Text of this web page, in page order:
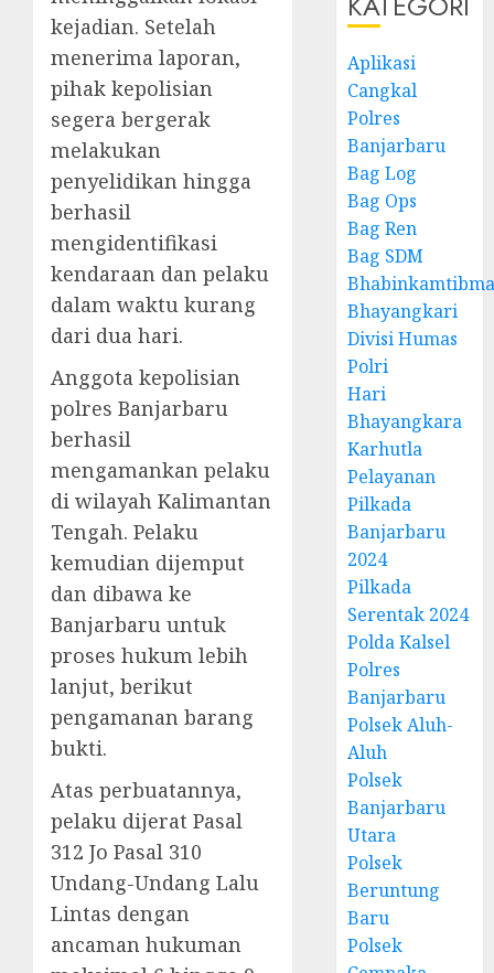
kejadian. Setelah
menerima laporan,
pihak kepolisian
segera bergerak
melakukan
penyelidikan hingga
berhasil
mengidentifikasi
kendaraan dan pelaku
dalam waktu kurang
dari dua hari.
Anggota kepolisian
polres Banjarbaru
berhasil
mengamankan pelaku
di wilayah Kalimantan
Tengah. Pelaku
kemudian dijemput
dan dibawa ke
Banjarbaru untuk
proses hukum lebih
lanjut, berikut
pengamanan barang
bukti.
Atas perbuatannya,
pelaku dijerat Pasal
312 Jo Pasal 310
Undang-Undang Lalu
Lintas dengan
ancaman hukuman
Aplikasi
Cangkal
Polres
Banjarbaru
Bag Log
Bag Ops
Bag Ren
Bag SDM
Bhayangkari
Divisi Humas
Polri
Hari
Bhayangkara
Karhutla
Pelayanan
Pilkada
Banjarbaru
2024
Pilkada
Serentak 2024
Polda Kalsel
Polres
Banjarbaru
Polsek Aluh-
Aluh
Polsek
Banjarbaru
Utara
Polsek
Beruntung
Baru
Polsek